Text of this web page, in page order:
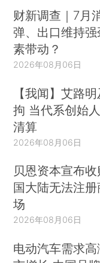
财新调查｜7月
弹、出口维持
素带动？
2026年08月06日
【我闻】艾路
拘 当代系创始
清算
2026年08月06日
贝恩资本宣布
国大陆无法注
场
2026年08月06日
电动汽车需求